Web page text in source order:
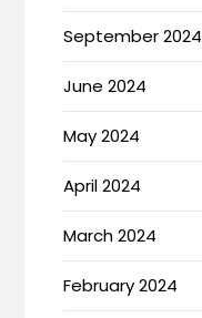
September 2024
June 2024
May 2024
April 2024
March 2024
February 2024